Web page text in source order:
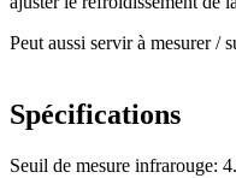
Peut aussi servir à mesurer /
Spécifications
Seuil de mesure infrarouge: